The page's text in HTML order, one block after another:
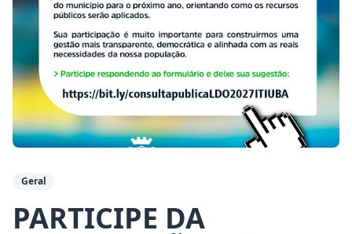
Geral
PARTICIPE DA